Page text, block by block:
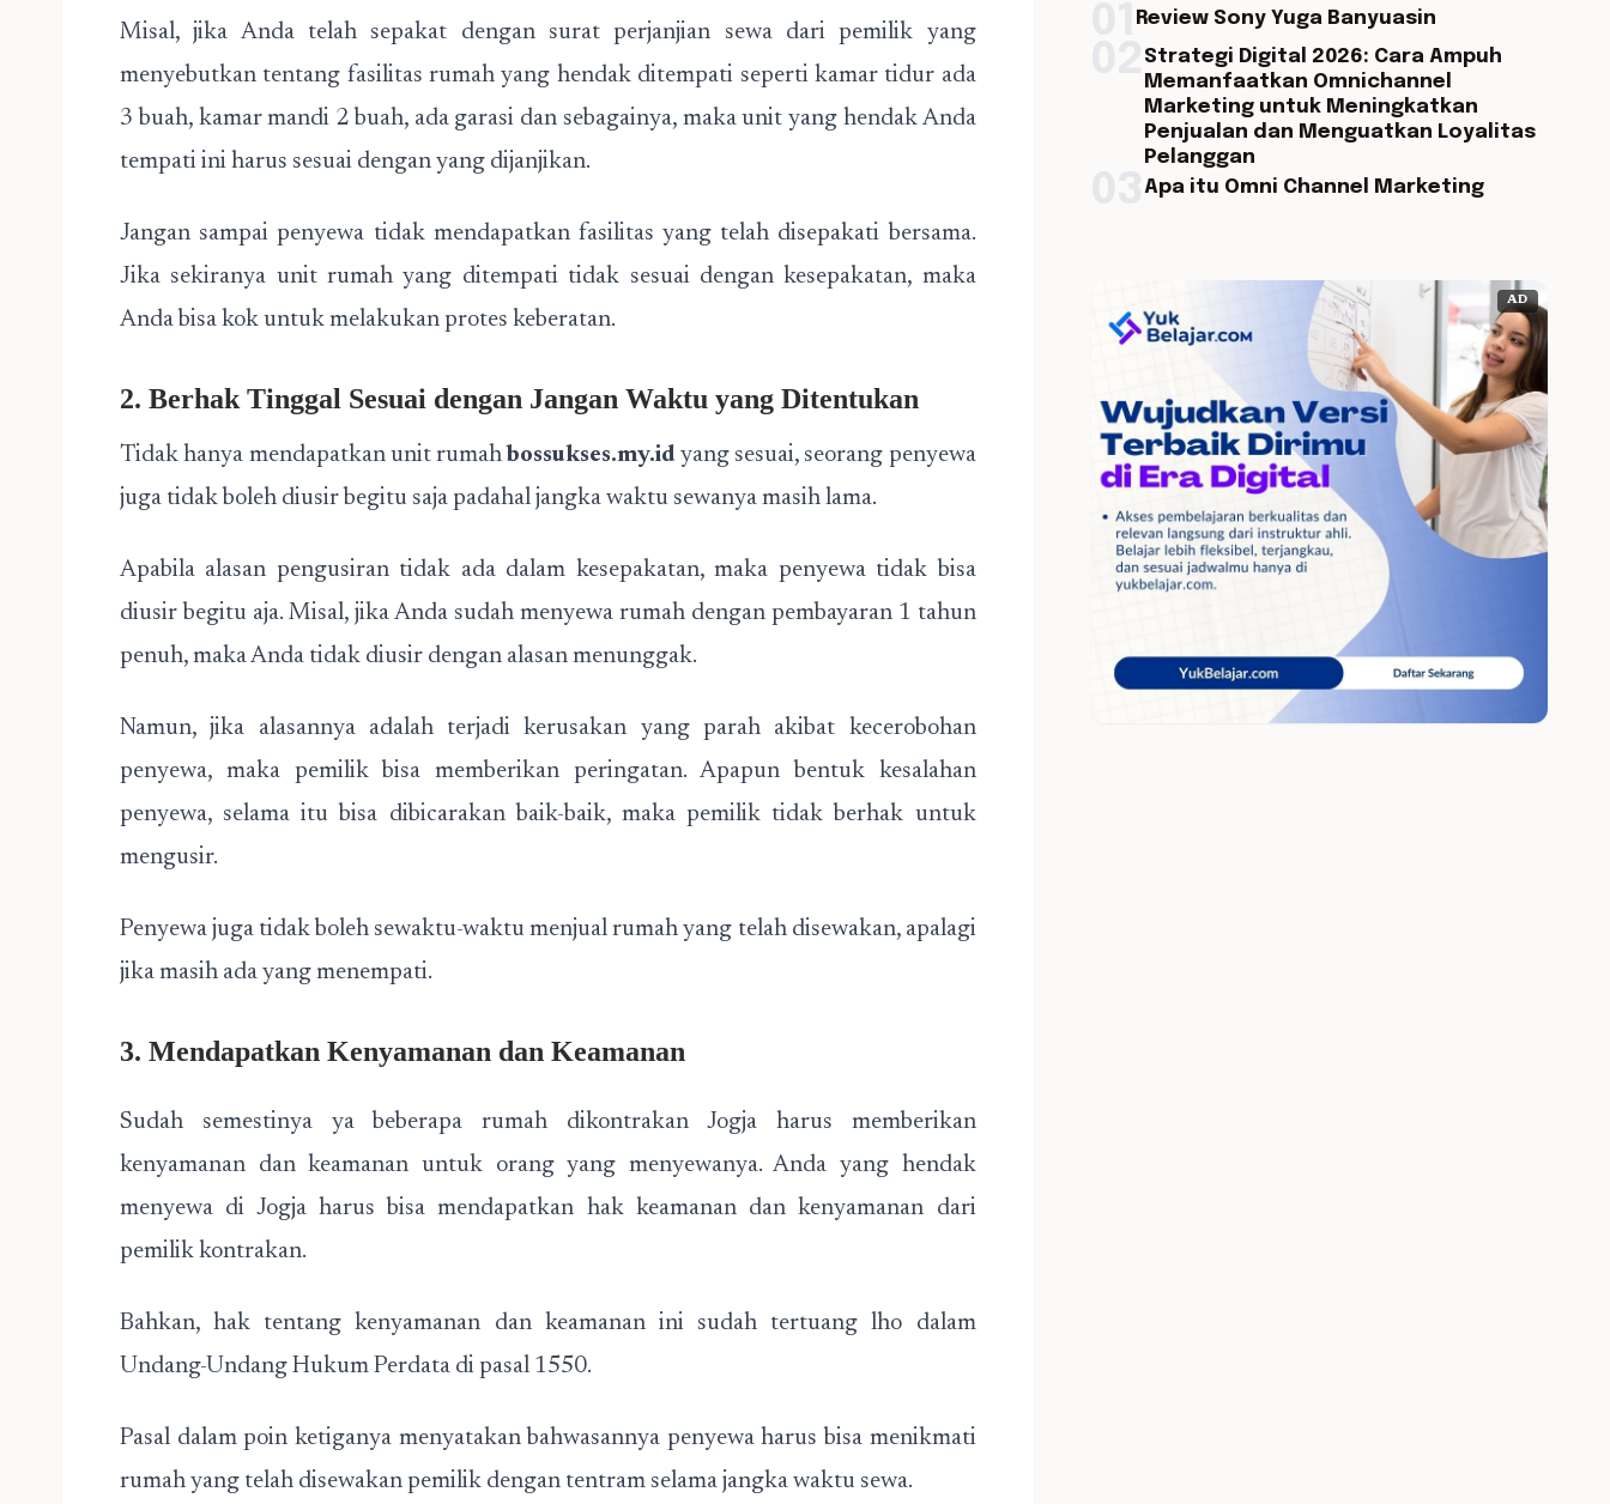
Misal, jika Anda telah sepakat dengan surat perjanjian sewa dari pemilik yang
menyebutkan tentang fasilitas rumah yang hendak ditempati seperti kamar tidur ada
3 buah, kamar mandi 2 buah, ada garasi dan sebagainya, maka unit yang hendak Anda
tempati ini harus sesuai dengan yang dijanjikan.
Jangan sampai penyewa tidak mendapatkan fasilitas yang telah disepakati bersama.
Jika sekiranya unit rumah yang ditempati tidak sesuai dengan kesepakatan, maka
Anda bisa kok untuk melakukan protes keberatan.
2. Berhak Tinggal Sesuai dengan Jangan Waktu yang Ditentukan
Tidak hanya mendapatkan unit rumahbossukses.my.id yang sesuai, seorang penyewa
juga tidak boleh diusir begitu saja padahal jangka waktu sewanya masih lama.
Apabila alasan pengusiran tidak ada dalam kesepakatan, maka penyewa tidak bisa
diusir begitu aja. Misal, jika Anda sudah menyewa rumah dengan pembayaran 1 tahun
penuh, maka Anda tidak diusir dengan alasan menunggak.
Namun, jika alasannya adalah terjadi kerusakan yang parah akibat kecerobohan
penyewa, maka pemilik bisa memberikan peringatan. Apapun bentuk kesalahan
penyewa, selama itu bisa dibicarakan baik-baik, maka pemilik tidak berhak untuk
mengusir.
Penyewa juga tidak boleh sewaktu-waktu menjual rumah yang telah disewakan, apalagi
jika masih ada yang menempati.
3. Mendapatkan Kenyamanan dan Keamanan
Sudah semestinya ya beberapa rumah dikontrakan Jogja harus memberikan
kenyamanan dan keamanan untuk orang yang menyewanya. Anda yang hendak
menyewa di Jogja harus bisa mendapatkan hak keamanan dan kenyamanan dari
pemilik kontrakan.
Bahkan, hak tentang kenyamanan dan keamanan ini sudah tertuang lho dalam
Undang-Undang Hukum Perdata di pasal 1550.
Pasal dalam poin ketiganya menyatakan bahwasannya penyewa harus bisa menikmati
rumah yang telah disewakan pemilik dengan tentram selama jangka waktu sewa.
Review Sony Yuga Banyuasin
Strategi Digital 2026: Cara Ampuh
Memanfaatkan Omnichannel
Marketing untuk Meningkatkan
Penjualan dan Menguatkan Loyalitas
Pelanggan
Apa itu Omni Channel Marketing
AD